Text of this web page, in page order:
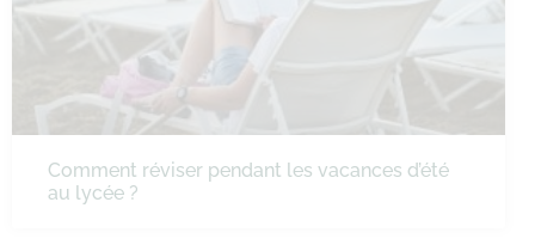
Comment réviser pendant les vacances d’été
au lycée ?